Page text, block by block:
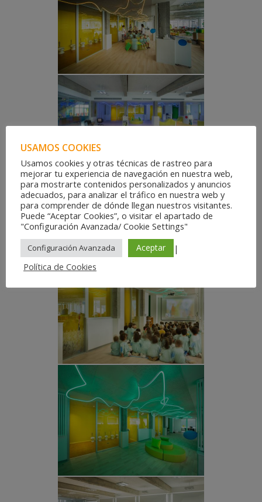
USAMOS COOKIES
Usamos cookies y otras técnicas de rastreo para
mejorar tu experiencia de navegación en nuestra web,
para mostrarte contenidos personalizados y anuncios
adecuados, para analizar el tráfico en nuestra web y
para comprender de dónde llegan nuestros visitantes.
Puede “Aceptar Cookies”, o visitar el apartado de
"Configuración Avanzada/ Cookie Settings"
Configuración Avanzada Aceptar
|
Política de Cookies